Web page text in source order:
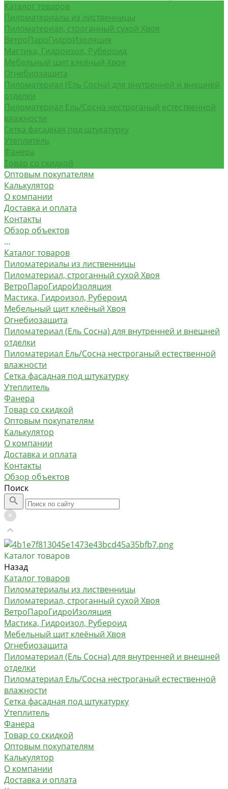
Каталог товаров
Пиломатериалы из лиственницы
Пиломатериал, строганный сухой Хвоя
ВетроПароГидроИзоляция
Мастика, Гидроизол, Рубероид
Мебельный щит клеёный Хвоя
Огнебиозащита
Пиломатериал (Ель Сосна) для внутренней и внешней
отделки
Пиломатериал Ель/Сосна нестроганый естественной
влажности
Сетка фасадная под штукатурку
Утеплитель
Фанера
Товар со скидкой
Оптовым покупателям
Калькулятор
О компании
Доставка и оплата
Контакты
Обзор объектов
...
Каталог товаров
Пиломатериалы из лиственницы
Пиломатериал, строганный сухой Хвоя
ВетроПароГидроИзоляция
Мастика, Гидроизол, Рубероид
Мебельный щит клеёный Хвоя
Огнебиозащита
Пиломатериал (Ель Сосна) для внутренней и внешней
отделки
Пиломатериал Ель/Сосна нестроганый естественной
влажности
Сетка фасадная под штукатурку
Утеплитель
Фанера
Товар со скидкой
Оптовым покупателям
Калькулятор
О компании
Доставка и оплата
Контакты
Обзор объектов
Поиск
Каталог товаров
Назад
Каталог товаров
Пиломатериалы из лиственницы
Пиломатериал, строганный сухой Хвоя
ВетроПароГидроИзоляция
Мастика, Гидроизол, Рубероид
Мебельный щит клеёный Хвоя
Огнебиозащита
Пиломатериал (Ель Сосна) для внутренней и внешней
отделки
Пиломатериал Ель/Сосна нестроганый естественной
влажности
Сетка фасадная под штукатурку
Утеплитель
Фанера
Товар со скидкой
Оптовым покупателям
Калькулятор
О компании
Доставка и оплата